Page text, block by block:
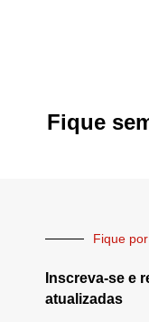
Fique
Fique
Inscreva-se e
atualizadas